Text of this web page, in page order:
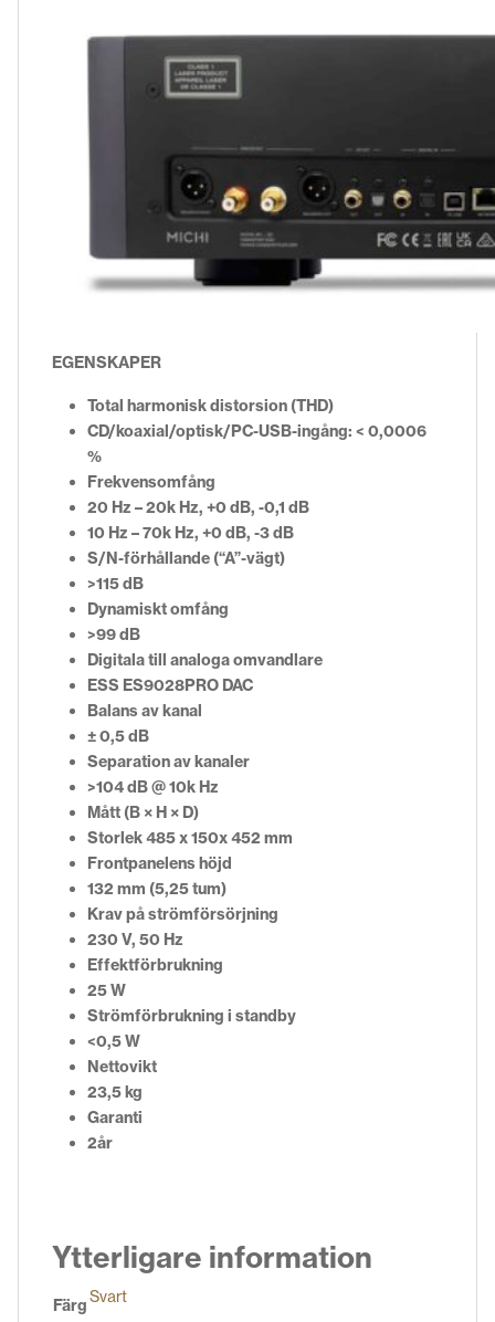
EGENSKAPER
Total harmonisk distorsion (THD)
CD/koaxial/optisk/PC-USB-ingång: < 0,0006
%
Frekvensomfång
20 Hz – 20k Hz, +0 dB, -0,1 dB
10 Hz – 70k Hz, +0 dB, -3 dB
S/N-förhållande (“A”-vägt)
>115 dB
Dynamiskt omfång
>99 dB
Digitala till analoga omvandlare
ESS ES9028PRO DAC
Balans av kanal
± 0,5 dB
Separation av kanaler
>104 dB @ 10k Hz
Mått (B × H × D)
Storlek 485 x 150x 452 mm
Frontpanelens höjd
132 mm (5,25 tum)
Krav på strömförsörjning
230 V, 50 Hz
Effektförbrukning
25 W
Strömförbrukning i standby
<0,5 W
Nettovikt
23,5 kg
Garanti
2år
Ytterligare information
FärgSvart